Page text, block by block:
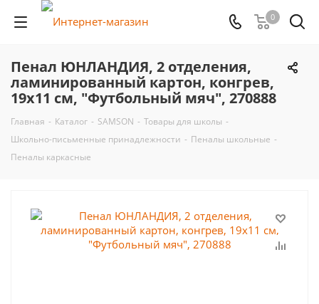
0
Пенал ЮНЛАНДИЯ, 2 отделения,
ламинированный картон, конгрев,
19х11 см, "Футбольный мяч", 270888
Главная - Каталог - SAMSON - Товары для школы -
Школьно-письменные принадлежности - Пеналы школьные -
Пеналы каркасные